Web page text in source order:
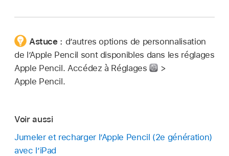
Astuce : d’autres options de personnalisation
de l’Apple Pencil sont disponibles dans les réglages
Apple Pencil. Accédez à Réglages
>
Apple Pencil.
Voir aussi
Jumeler et recharger l’Apple Pencil (2e génération)
avec l’iPad